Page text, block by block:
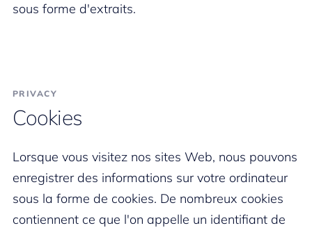
sous forme d'extraits.
PRIVACY
Cookies
Lorsque vous visitez nos sites Web, nous pouvons
enregistrer des informations sur votre ordinateur
sous la forme de cookies. De nombreux cookies
contiennent ce que l'on appelle un identifiant de